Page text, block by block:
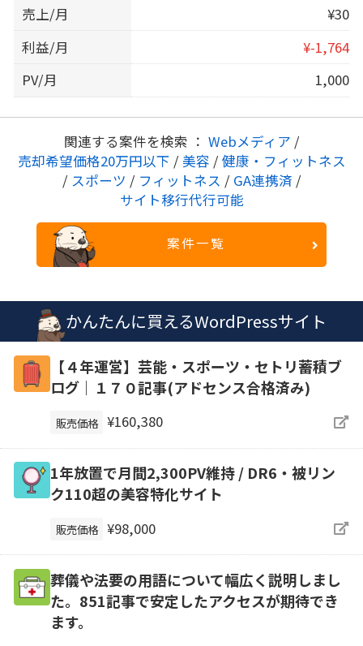
売上/月
¥30
利益/月
¥-1,764
PV/月
1,000
関連する案件を検索 ： Webメディア /
売却希望価格20万円以下 / 美容 / 健康・フィットネス
/ スポーツ / フィットネス / GA連携済 /
サイト移行代行可能
案件一覧
かんたんに買えるWordPressサイト
【４年運営】芸能・スポーツ・セトリ蓄積ブ
ログ｜１７０記事(アドセンス合格済み)
販売価格 ¥160,380
1年放置で月間2,300PV維持 / DR6・被リン
ク110超の美容特化サイト
販売価格 ¥98,000
葬儀や法要の用語について幅広く説明しまし
た。851記事で安定したアクセスが期待でき
ます。